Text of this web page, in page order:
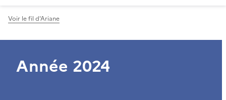
Voir le fil d'Ariane
Année 2024